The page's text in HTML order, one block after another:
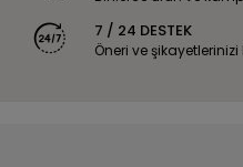
7 / 24 DESTEK
Öneri ve